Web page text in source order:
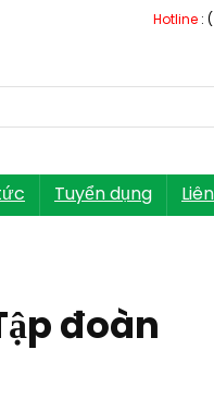
Hotline :
Tuyển dụng
đoàn